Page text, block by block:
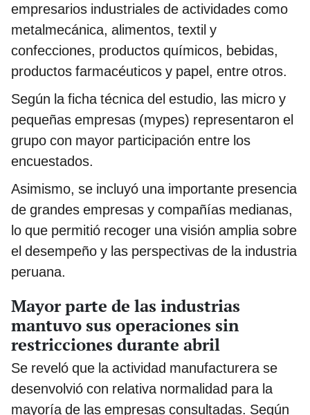
empresarios industriales de actividades como
metalmecánica, alimentos, textil y
confecciones, productos químicos, bebidas,
productos farmacéuticos y papel, entre otros.
Según la ficha técnica del estudio, las micro y
pequeñas empresas (mypes) representaron el
grupo con mayor participación entre los
encuestados.
Asimismo, se incluyó una importante presencia
de grandes empresas y compañías medianas,
lo que permitió recoger una visión amplia sobre
el desempeño y las perspectivas de la industria
peruana.
Mayor parte de las industrias
mantuvo sus operaciones sin
restricciones durante abril
Se reveló que la actividad manufacturera se
desenvolvió con relativa normalidad para la
mayoría de las empresas consultadas. Según